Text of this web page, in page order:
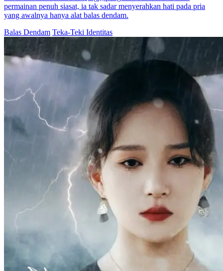
permainan penuh siasat, ia tak sadar menyerahkan hati pada pria
yang awalnya hanya alat balas dendam.
Balas Dendam Teka-Teki Identitas